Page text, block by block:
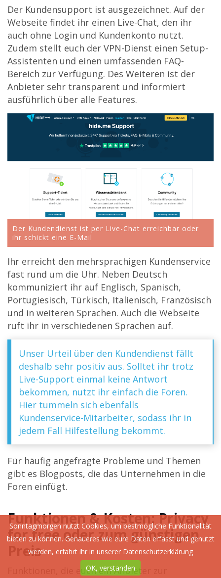
Der Kundensupport ist ausgezeichnet. Auf der
Webseite findet ihr einen Live-Chat, den ihr
auch ohne Login und Kundenkonto nutzt.
Zudem stellt euch der VPN-Dienst einen Setup-
Assistenten und einen umfassenden FAQ-
Bereich zur Verfügung. Des Weiteren ist der
Anbieter sehr transparent und informiert
ausführlich über alle Features.
Der Kundendienst ist per Live-Chat erreichbar oder
ihr schickt eine E-Mail
Ihr erreicht den mehrsprachigen Kundenservice
fast rund um die Uhr. Neben Deutsch
kommuniziert ihr auf Englisch, Spanisch,
Portugiesisch, Türkisch, Italienisch, Französisch
und in weiteren Sprachen. Auch die Webseite
ruft ihr in verschiedenen Sprachen auf.
Unser Urteil über den Kundendienst fällt
deshalb sehr positiv aus. Solltet ihr trotz
Live-Support einmal keine Antwort
bekommen, nutzt ihr einfach die Foren.
Hier tummeln sich ebenfalls
Kundenservice-Mitarbeiter, sodass ihr in
jedem Fall Hilfestellung bekommt.
Für häufig angefragte Probleme und Themen
gibt es Blogposts, die das Unternehmen in die
Foren einfügt.
Funktionen & Kosten: Privacy
for free oder zum günstigen
Preis
Funktionen, die euch ein Anbieter zur
Sonntagmorgen nutzt Cookies, um bestmögliche Funktionalität
bieten zu können. Genaueres wie eure Daten erfasst und genutzt
werden, erfahrt ihr in unserer Datenschutzerklärung
OK, verstanden